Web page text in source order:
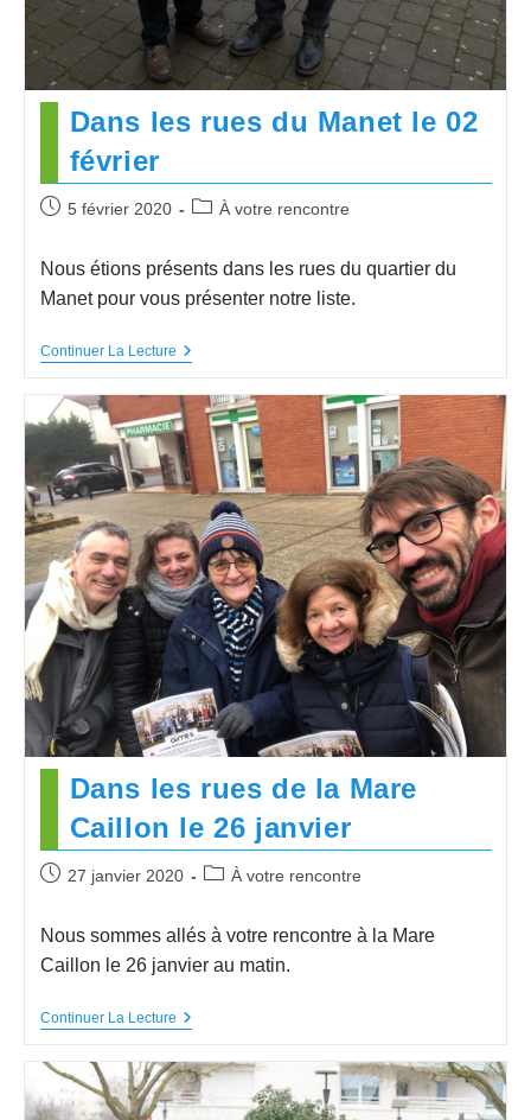
Dans les rues du Manet le 02
février
5 février 2020 À votre rencontre
Nous étions présents dans les rues du quartier du
Manet pour vous présenter notre liste.
Continuer La Lecture
Dans les rues de la Mare
Caillon le 26 janvier
27 janvier 2020 À votre rencontre
Nous sommes allés à votre rencontre à la Mare
Caillon le 26 janvier au matin.
Continuer La Lecture